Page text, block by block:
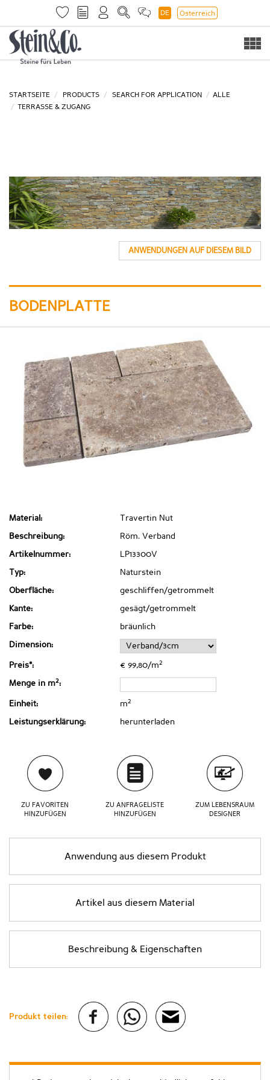
DE Österreich
STARTSEITE PRODUCTS SEARCH FOR APPLICATION
ALLE
TERRASSE & ZUGANG
ANWENDUNGEN AUF DIESEM BILD
BODENPLATTE
Material: Travertin Nut
Beschreibung: Röm. Verband
Artikelnummer: LP13300V
Typ: Naturstein
Oberfläche: geschliffen/getrommelt
Kante: gesägt/getrommelt
Farbe: bräunlich
Dimension:
Preis*: € 99,80/m2
Menge in m2:
Einheit: m2
Leistungserklärung: herunterladen
ZU FAVORITEN
HINZUFÜGEN
ZU ANFRAGELISTE
HINZUFÜGEN
ZUM LEBENSRAUM
DESIGNER
Anwendung aus diesem Produkt
Artikel aus diesem Material
Beschreibung & Eigenschaften
Produkt teilen: